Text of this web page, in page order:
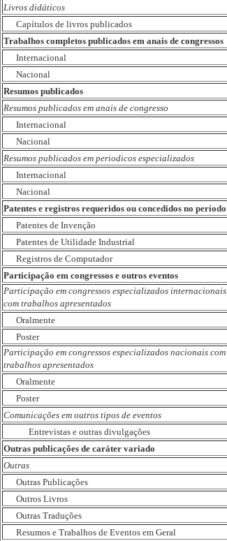
Livros didáticos
Capítulos de livros publicados
Trabalhos completos publicados em anais de congressos
Internacional
Nacional
Resumos publicados
Resumos publicados em anais de congresso
Internacional
Nacional
Resumos publicados em periodicos especializados
Internacional
Nacional
Patentes e registros requeridos ou concedidos no período
Patentes de Invenção
Patentes de Utilidade Industrial
Registros de Computador
Participação em congressos e outros eventos
Participação em congressos especializados internacionais
com trabalhos apresentados
Oralmente
Poster
Participação em congressos especializados nacionais com
trabalhos apresentados
Oralmente
Poster
Comunicações em outros tipos de eventos
Entrevistas e outras divulgações
Outras publicações de caráter variado
Outras
Outras Publicações
Outros Livros
Outras Traduções
Resumos e Trabalhos de Eventos em Geral